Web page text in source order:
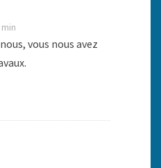
min
vous nous avez